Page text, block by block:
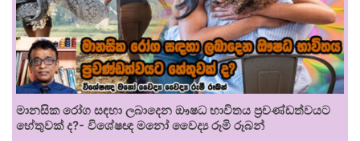
මානසික රෝග සඳහා ලබාදෙන ඖෂධ භාවිතය ප්‍රචණ්ඩත්වයට
හේතුවක් ද?- විශේෂඥ මනෝ වෛද්‍ය රූමි රූබන්